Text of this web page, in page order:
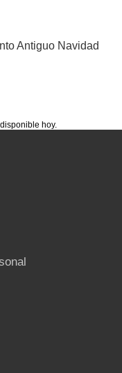
hoy.
Antiguo Navidad